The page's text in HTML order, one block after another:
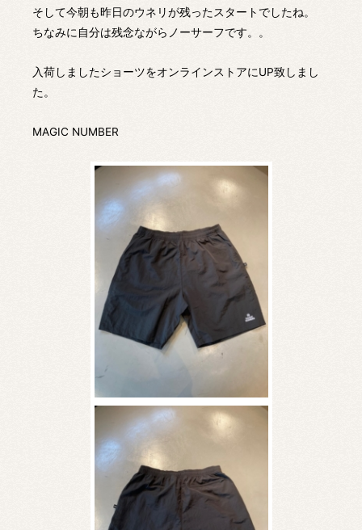
そして今朝も昨日のウネリが残ったスタートでしたね。
ちなみに自分は残念ながらノーサーフです。。
入荷しましたショーツをオンラインストアにUP致しまし
た。
MAGIC NUMBER